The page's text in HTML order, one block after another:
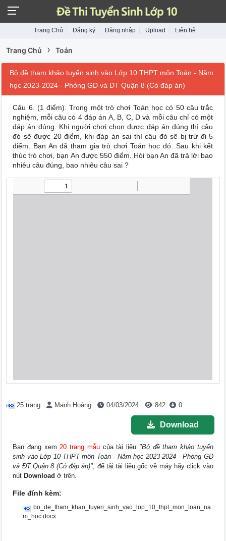
Trang Chủ Đăng ký Đăng nhập Upload Liên hệ
Trang Chủ › Toán
Bộ đề tham khảo tuyển sinh vào Lớp 10 THPT môn Toán - Năm
học 2023-2024 - Phòng GD và ĐT Quận 8 (Có đáp án)
Câu 6. (1 điểm). Trong một trò chơi Toán học có 50 câu trắc
nghiệm, mỗi câu có 4 đáp án A, B, C, D và mỗi câu chỉ có một
đáp án đúng. Khi người chơi chọn được đáp án đúng thì câu
đó sẽ được 20 điểm, khi đáp án sai thì câu đó sẽ bị trừ đi 5
điểm. Bạn An đã tham gia trò chơi Toán học đó. Sau khi kết
thúc trò chơi, bạn An được 550 điểm. Hỏi bạn An đã trả lời bao
nhiêu câu đúng, bao nhiêu câu sai ?
25 trang Mạnh Hoàng 04/03/2024 842 0
Download
Bạn đang xem20 trang mẫucủa tài liệu "Bộ đề tham khảo tuyển
sinh vào Lớp 10 THPT môn Toán - Năm học 2023-2024 - Phòng GD
và ĐT Quận 8 (Có đáp án)", để tải tài liệu gốc về máy hãy click vào
nút Download ở trên.
File đính kèm:
bo_de_tham_khao_tuyen_sinh_vao_lop_10_thpt_mon_toan_na
m_hoc.docx